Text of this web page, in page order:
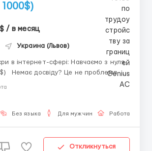
/ в месяц
Украина (Львов)
в інтернет-сфері: Навчаємо з нуля
починали без досвіду
успішно освоїли професію та
працюють віддалено. Що м...
Без языка Для мужчин Работа
Откликнуться